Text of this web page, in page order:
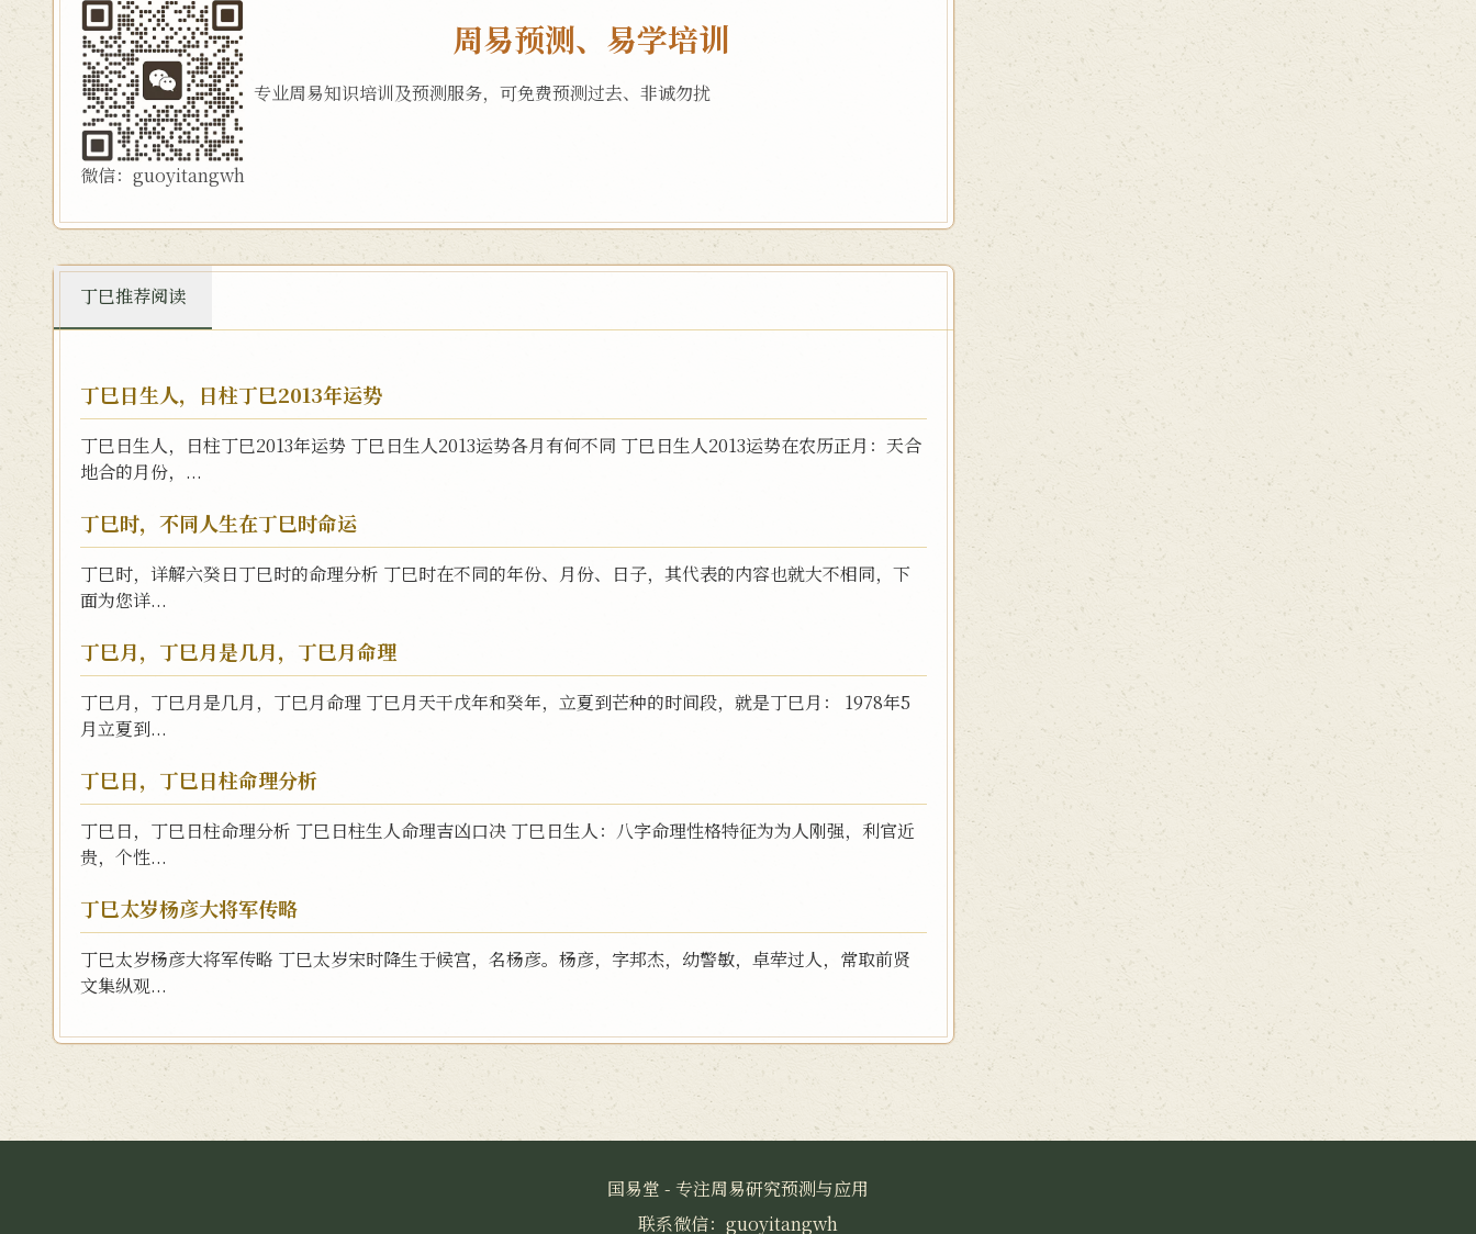
微信：guoyitangwh
周易预测、易学培训
专业周易知识培训及预测服务，可免费预测过去、非诚勿扰
丁巳推荐阅读
丁巳日生人，日柱丁巳2013年运势
丁巳日生人，日柱丁巳2013年运势 丁巳日生人2013运势各月有何不同 丁巳日生人2013运势在农历正月：天合
地合的月份，...
丁巳时，不同人生在丁巳时命运
丁巳时，详解六癸日丁巳时的命理分析 丁巳时在不同的年份、月份、日子，其代表的内容也就大不相同，下
面为您详...
丁巳月，丁巳月是几月，丁巳月命理
丁巳月，丁巳月是几月，丁巳月命理 丁巳月天干戊年和癸年，立夏到芒种的时间段，就是丁巳月： 1978年5
月立夏到...
丁巳日，丁巳日柱命理分析
丁巳日，丁巳日柱命理分析 丁巳日柱生人命理吉凶口决 丁巳日生人：八字命理性格特征为为人刚强，利官近
贵，个性...
丁巳太岁杨彦大将军传略
丁巳太岁杨彦大将军传略 丁巳太岁宋时降生于候宫，名杨彦。杨彦，字邦杰，幼警敏，卓荦过人，常取前贤
文集纵观...
国易堂 - 专注周易研究预测与应用
联系微信：guoyitangwh